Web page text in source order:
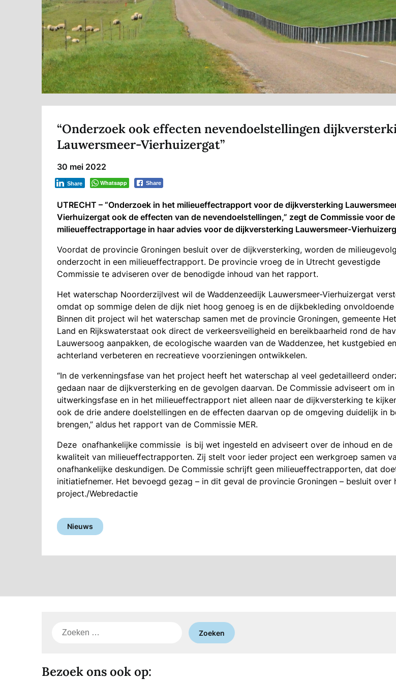
“Onderzoek ook effecten nevendoelstellingen
Lauwersmeer-Vierhuizergat”
30 mei 2022
Whatsapp Share
Share
UTRECHT – “Onderzoek in het milieueffectrapport voor de dijkversterking
Vierhuizergat ook de effecten van de nevendoelstellingen,” zegt de Commissie voor de
milieueffectrapportage in haar advies voor de dijkversterking Lauwersmeer-
Voordat de provincie Groningen besluit over de dijkversterking, worden de
onderzocht in een milieueffectrapport. De provincie vroeg de in Utrecht gevestigde
Commissie te adviseren over de benodigde inhoud van het rapport.
Het waterschap Noorderzijlvest wil de Waddenzeedijk Lauwersmeer-Vierhuizergat
omdat op sommige delen de dijk niet hoog genoeg is en de dijkbekleding onvoldoende
Binnen dit project wil het waterschap samen met de provincie Groningen, gemeente
Land en Rijkswaterstaat ook direct de verkeersveiligheid en bereikbaarheid rond de
Lauwersoog aanpakken, de ecologische waarden van de Waddenzee, het kustgebied
achterland verbeteren en recreatieve voorzieningen ontwikkelen.
“In de verkenningsfase van het project heeft het waterschap al veel gedetailleerd
gedaan naar de dijkversterking en de gevolgen daarvan. De Commissie adviseert om
uitwerkingsfase en in het milieueffectrapport niet alleen naar de dijkversterking te
ook de drie andere doelstellingen en de effecten daarvan op de omgeving duidelijk in
brengen,” aldus het rapport van de Commissie MER.
Deze onafhankelijke commissie is bij wet ingesteld en adviseert over de inhoud en de
kwaliteit van milieueffectrapporten. Zij stelt voor ieder project een werkgroep samen
onafhankelijke deskundigen. De Commissie schrijft geen milieueffectrapporten, dat
initiatiefnemer. Het bevoegd gezag – in dit geval de provincie Groningen – besluit over
project./Webredactie
Nieuws
Zoeken
Bezoek ons ook op: